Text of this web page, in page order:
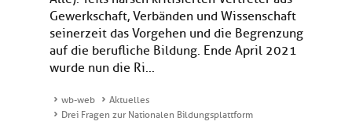
Gewerkschaft, Verbänden und Wissenschaft
seinerzeit das Vorgehen und die Begrenzung
auf die berufliche Bildung. Ende April 2021
wurde nun die Ri...
wb-web
Aktuelles
Drei Fragen zur Nationalen Bildungsplattform